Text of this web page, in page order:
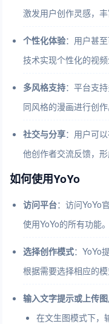
激发用户创作灵感，丰
个性化体验：用户甚
技术实现个性化的视频
多风格支持：平台支
同风格的漫画进行创作
社交与分享：用户可
他创作者交流反馈，
如何使用YoYo
访问平台：访问YoYo
使用YoYo的所有功能。
选择创作模式：YoYo
根据需要选择相应的模
输入文字提示或上传
在文生图模式下，